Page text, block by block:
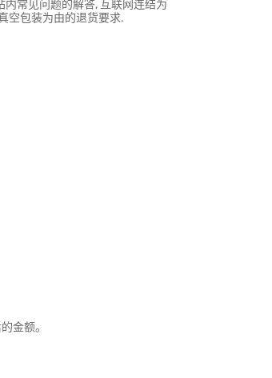
内常见问题的解答, 互联网连结为
包装为由的退货要求.
金额。